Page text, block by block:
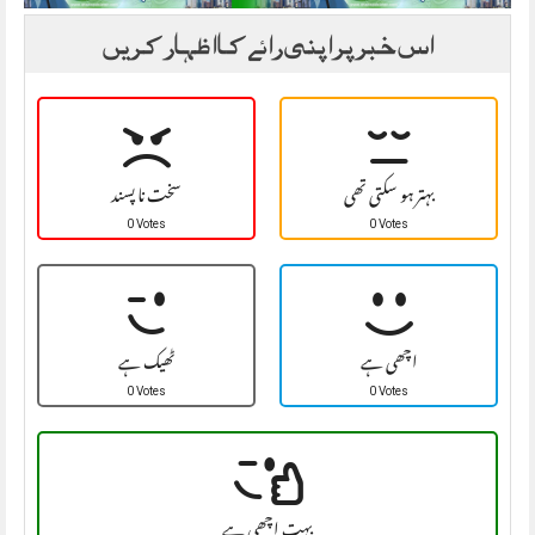
اس خبر پر اپنی رائے کا اظہار کریں
سخت نا پسند
0 Votes بہتر ہو سکتی تھی
0 Votes
ٹھیک ہے
0 Votes اچھی ہے
0 Votes